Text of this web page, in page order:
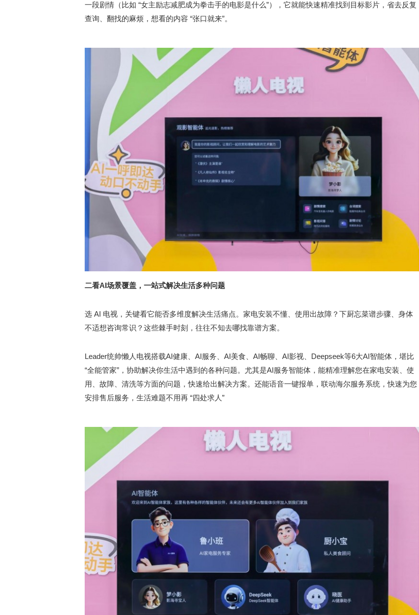
一段剧情（比如 “女主励志减肥成为拳击手的电影是什么”），它就能快速精准找到目标影片，省去反复
查询、翻找的麻烦，想看的内容 “张口就来”。
二看AI场景覆盖，一站式解决生活多种问题
选 AI 电视，关键看它能否多维度解决生活痛点。家电安装不懂、使用出故障？下厨忘菜谱步骤、身体
不适想咨询常识？这些棘手时刻，往往不知去哪找靠谱方案。
Leader统帅懒人电视搭载AI健康、AI服务、AI美食、AI畅聊、AI影视、Deepseek等6大AI智能体，堪比
“全能管家”，协助解决你生活中遇到的各种问题。尤其是AI服务智能体，能精准理解您在家电安装、使
用、故障、清洗等方面的问题，快速给出解决方案。还能语音一键报单，联动海尔服务系统，快速为您
安排售后服务，生活难题不用再 “四处求人”